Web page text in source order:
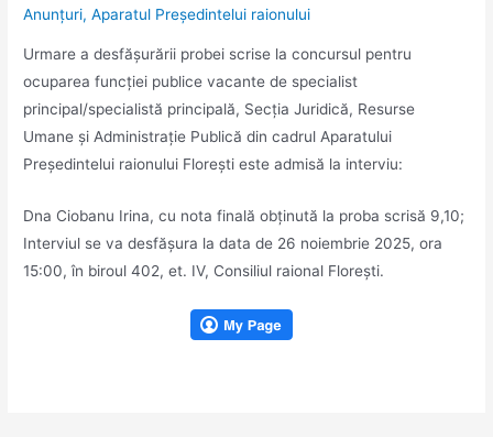
Anunţuri,Aparatul Preşedintelui raionului
Urmare a desfăşurării probei scrise la concursul pentru
ocuparea funcției publice vacante de specialist
principal/specialistă principală, Secția Juridică, Resurse
Umane și Administrație Publică din cadrul Aparatului
Președintelui raionului Florești este admisă la interviu:
Dna Ciobanu Irina, cu nota finală obţinută la proba scrisă 9,10;
Interviul se va desfăşura la data de 26 noiembrie 2025, ora
15:00, în biroul 402, et. IV, Consiliul raional Florești.